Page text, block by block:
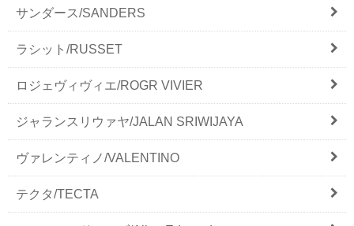
サンダース/SANDERS
ラシット/RUSSET
ロジェヴィヴィエ/ROGR VIVIER
ジャランスリウァヤ/JALAN SRIWIJAYA
ヴァレンティノ/VALENTINO
テクタ/TECTA